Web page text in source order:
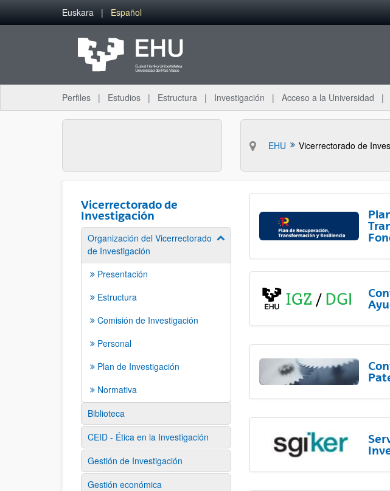
Saltar al contenido principal
Euskara Español
Perfiles Estudios Estructura Investigación Acceso a la Universidad
EHU Vicerrectorado de
Vicerrectorado de
Investigación
Organización del Vicerrectorado
de Investigación
Mostrar/ocultar subpáginas
Presentación
Estructura
Comisión de Investigación
Personal
Plan de Investigación
Normativa
Biblioteca
CEID - Ética en la Investigación
Gestión de Investigación
Gestión económica